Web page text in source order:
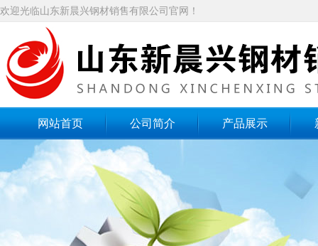
欢迎光临山东新晨兴钢材销售有限公司官网！
网站首页 公司简介 产品展示